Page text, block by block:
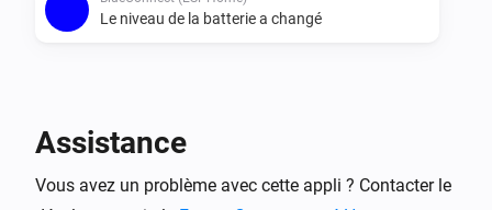
Le niveau de la batterie a changé
BlueConnect (BLE)
Take a measurement
Assistance
Vous avez un problème avec cette appli ? Contacter le